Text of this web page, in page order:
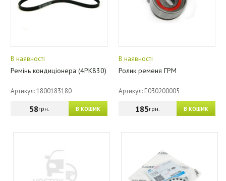
В наявності
Ремінь кондиціонера (4PK830)
Артикул: 1800183180
В КОШИК
58грн.
В наявності
Ролик ременя ГРМ
Артикул: E030200005
В КОШИК
185грн.